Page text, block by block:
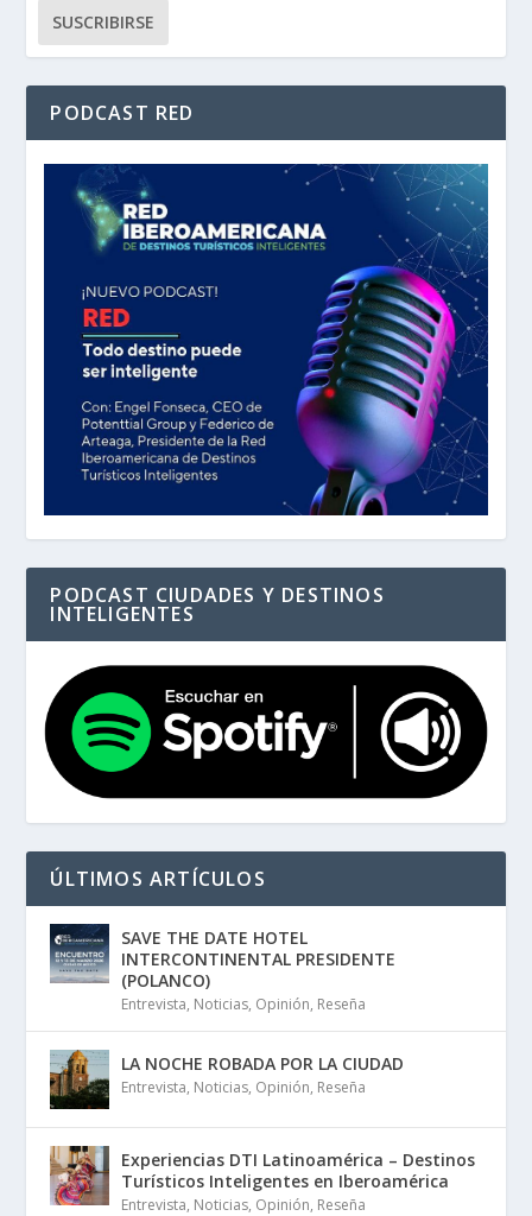
PODCAST RED
PODCAST CIUDADES Y DESTINOS
INTELIGENTES
ÚLTIMOS ARTÍCULOS
SAVE THE DATE HOTEL
INTERCONTINENTAL PRESIDENTE
(POLANCO)
Entrevista, Noticias, Opinión, Reseña
LA NOCHE ROBADA POR LA CIUDAD
Entrevista, Noticias, Opinión, Reseña
Experiencias DTI Latinoamérica – Destinos
Turísticos Inteligentes en Iberoamérica
Entrevista, Noticias, Opinión, Reseña